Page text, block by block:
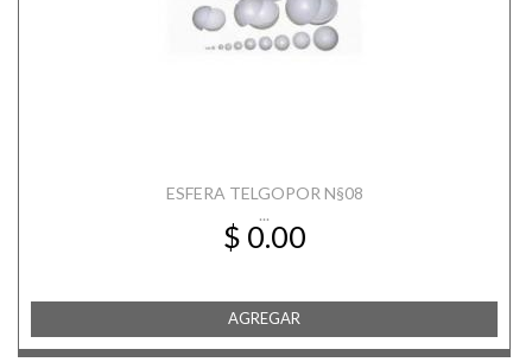
ESFERA TELGOPOR N§08
...
$ 0.00
AGREGAR